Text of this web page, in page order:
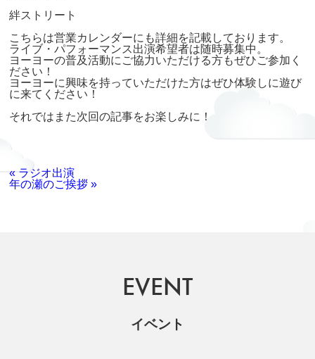
絆ストリート
こちらは営業カレンダーにも詳細を記載しております。
ライブ・パフォーマンス出演希望者は随時募集中。
ヨーヨーの普及活動にご協力いただける方もぜひご参加く
ださい！
ヨーヨーに興味を持っていただけた方はぜひ体験しに遊び
に来てください！
それではまた次回の記事をお楽しみに！
« ラジオ出演
年の瀬のご挨拶 »
EVENT
イベント